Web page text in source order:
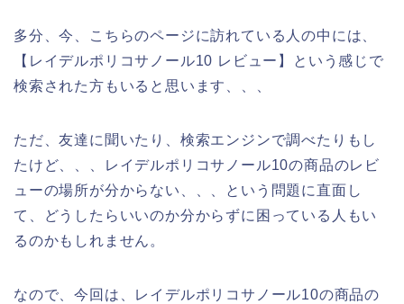
多分、今、こちらのページに訪れている人の中には、
【レイデルポリコサノール10 レビュー】という感じで
検索された方もいると思います、、、
ただ、友達に聞いたり、検索エンジンで調べたりもし
たけど、、、レイデルポリコサノール10の商品のレビ
ューの場所が分からない、、、という問題に直面し
て、どうしたらいいのか分からずに困っている人もい
るのかもしれません。
なので、今回は、レイデルポリコサノール10の商品の